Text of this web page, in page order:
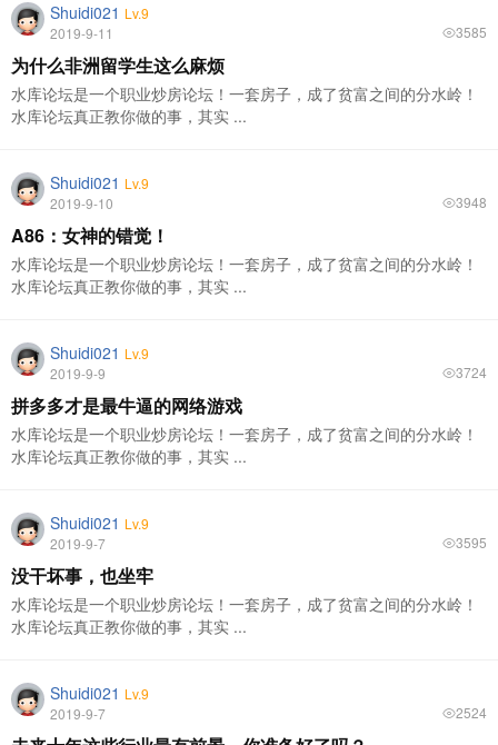
Shuidi021 Lv.9
2019-9-11
3585
为什么非洲留学生这么麻烦
水库论坛是一个职业炒房论坛！一套房子，成了贫富之间的分水岭！
水库论坛真正教你做的事，其实 ...
Shuidi021 Lv.9
2019-9-10
3948
A86：女神的错觉！
水库论坛是一个职业炒房论坛！一套房子，成了贫富之间的分水岭！
水库论坛真正教你做的事，其实 ...
Shuidi021 Lv.9
2019-9-9
3724
拼多多才是最牛逼的网络游戏
水库论坛是一个职业炒房论坛！一套房子，成了贫富之间的分水岭！
水库论坛真正教你做的事，其实 ...
Shuidi021 Lv.9
2019-9-7
3595
没干坏事，也坐牢
水库论坛是一个职业炒房论坛！一套房子，成了贫富之间的分水岭！
水库论坛真正教你做的事，其实 ...
Shuidi021 Lv.9
2019-9-7
2524